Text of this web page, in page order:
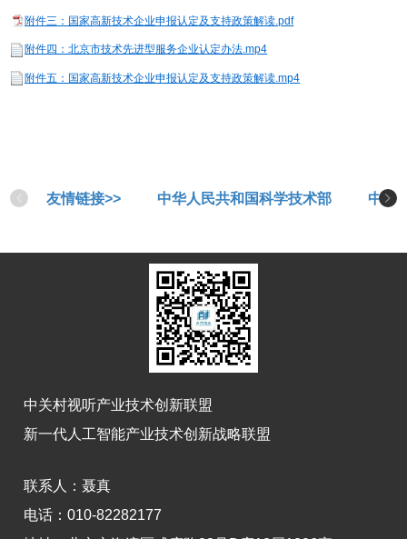
附件三：国家高新技术企业申报认定及支持政策解读.pdf
附件四：北京市技术先进型服务企业认定办法.mp4
附件五：国家高新技术企业申报认定及支持政策解读.mp4
友情链接>> 中华人民共和国科学技术部 中华
中关村视听产业技术创新联盟
新一代人工智能产业技术创新战略联盟
联系人：聂真
电话：010-82282177